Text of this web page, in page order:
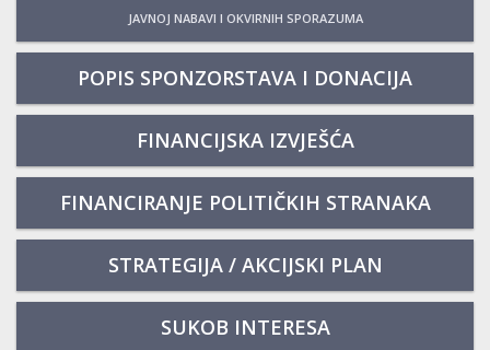
JAVNOJ NABAVI I OKVIRNIH SPORAZUMA
POPIS SPONZORSTAVA I DONACIJA
FINANCIJSKA IZVJEŠĆA
FINANCIRANJE POLITIČKIH STRANAKA
STRATEGIJA / AKCIJSKI PLAN
SUKOB INTERESA